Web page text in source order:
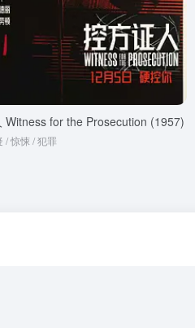
Witness for the Prosecution (1957)
/ 惊悚 / 犯罪